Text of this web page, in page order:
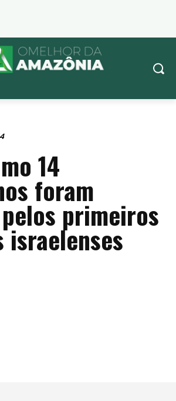
14
foram
primeiros
israelenses